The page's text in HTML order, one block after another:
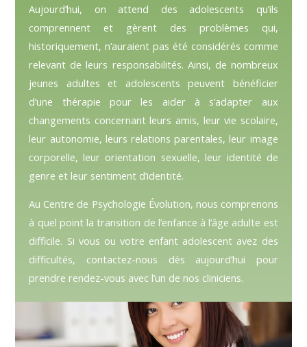
Aujourd’hui, on attend des adolescents qu’ils
comprennent et gèrent des problèmes qui,
historiquement, n’auraient pas été considérés comme
relevant de leurs responsabilités. Ainsi, de nombreux
jeunes adultes et adolescents peuvent bénéficier
d’une thérapie pour les aider à s’adapter aux
changements concernant leurs amis, leur vie scolaire,
leur autonomie, leurs relations parentales, leur image
corporelle, leur orientation sexuelle, leur identité de
genre et leur sentiment d’identité.
Au Centre de Psychologie Évolution, nous comprenons
à quel point la transition de l’enfance à l’âge adulte est
difficile. Si vous ou votre enfant adolescent avez des
difficultés, contactez-nous dès aujourd’hui pour
prendre rendez-vous avec l’un de nos cliniciens.